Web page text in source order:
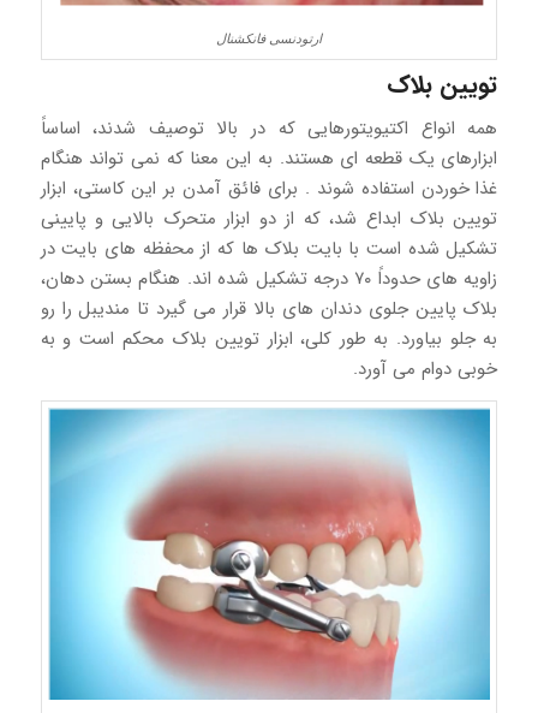
ارتودنسی فانکشنال
تویین بلاک
همه انواع اکتیویتورهایی که در بالا توصیف شدند، اساساً
ابزارهای یک قطعه ای هستند. به این معنا که نمی تواند هنگام
غذا خوردن استفاده شوند . برای فائق آمدن بر این کاستی، ابزار
تویین بلاک ابداع شد، که از دو ابزار متحرک بالایی و پایینی
تشکیل شده است با بایت بلاک ها که از محفظه های بایت در
زاویه های حدوداً ۷۰ درجه تشکیل شده اند. هنگام بستن دهان،
بلاک پایین جلوی دندان های بالا قرار می گیرد تا مندیبل را رو
به جلو بیاورد. به طور کلی، ابزار تویین بلاک محکم است و به
خوبی دوام می آورد.